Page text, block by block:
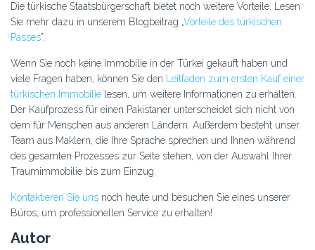
Die türkische Staatsbürgerschaft bietet noch weitere Vorteile. Lesen
Sie mehr dazu in unserem Blogbeitrag „Vorteile des türkischen
Passes”.
Wenn Sie noch keine Immobilie in der Türkei gekauft haben und
viele Fragen haben, können Sie den
Leitfaden zum ersten Kauf einer
türkischen Immobilie lesen, um weitere Informationen zu erhalten.
Der Kaufprozess für einen Pakistaner unterscheidet sich nicht von
dem für Menschen aus anderen Ländern. Außerdem besteht unser
Team aus Maklern, die Ihre Sprache sprechen und Ihnen während
des gesamten Prozesses zur Seite stehen, von der Auswahl Ihrer
Traumimmobilie bis zum Einzug.
Kontaktieren Sie uns noch heute und besuchen Sie eines unserer
Büros, um professionellen Service zu erhalten!
Autor